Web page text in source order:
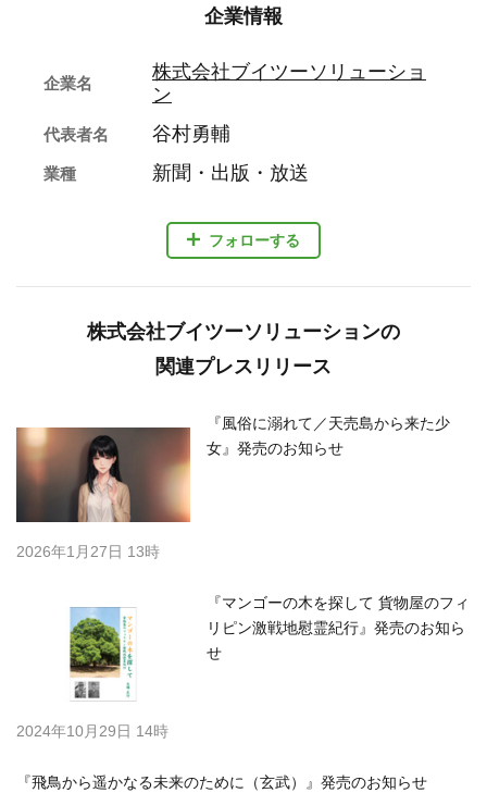
企業情報
フォローする
企業名
株式会社ブイツーソリューショ
ン
代表者名 谷村勇輔
業種 新聞・出版・放送
株式会社ブイツーソリューションの
関連プレスリリース
『風俗に溺れて／天売島から来た少
女』発売のお知らせ
2026年1月27日 13時
『マンゴーの木を探して 貨物屋のフィ
リピン激戦地慰霊紀行』発売のお知ら
せ
2024年10月29日 14時
『飛鳥から遥かなる未来のために（玄武）』発売のお知らせ